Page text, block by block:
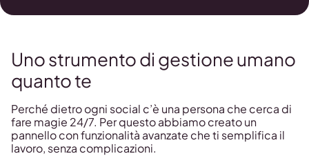
Uno strumento di gestione umano
quanto te
Perché dietro ogni social c’è una persona che cerca di
fare magie 24/7. Per questo abbiamo creato un
pannello con funzionalità avanzate che ti semplifica il
lavoro, senza complicazioni.